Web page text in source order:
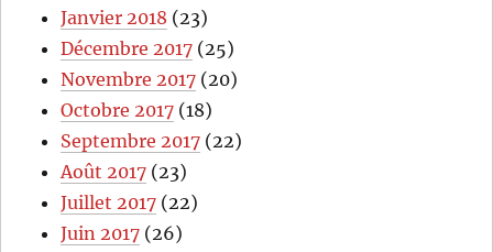
Janvier 2018 (23)
Décembre 2017 (25)
Novembre 2017 (20)
Octobre 2017 (18)
Septembre 2017 (22)
Août 2017 (23)
Juillet 2017 (22)
Juin 2017 (26)